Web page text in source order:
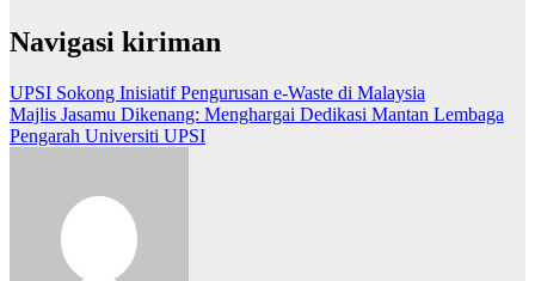
Navigasi kiriman
UPSI Sokong Inisiatif Pengurusan e-Waste di Malaysia
Majlis Jasamu Dikenang: Menghargai Dedikasi Mantan Lembaga
Pengarah Universiti UPSI